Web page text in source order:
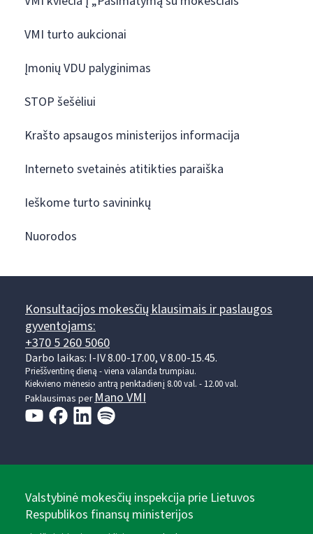
VMI turto aukcionai
Įmonių VDU palyginimas
STOP šešėliui
Krašto apsaugos ministerijos informacija
Interneto svetainės atitikties paraiška
Ieškome turto savininkų
Nuorodos
Konsultacijos mokesčių klausimais ir paslaugos
gyventojams:
+370 5 260 5060
Darbo laikas: I-IV 8.00-17.00, V 8.00-15.45.
Prieššventinę dieną - viena valanda trumpiau.
Kiekvieno mėnesio antrą penktadienį 8.00 val. - 12.00 val.
Paklausimas per Mano VMI
Valstybinė mokesčių inspekcija prie Lietuvos
Respublikos finansų ministerijos